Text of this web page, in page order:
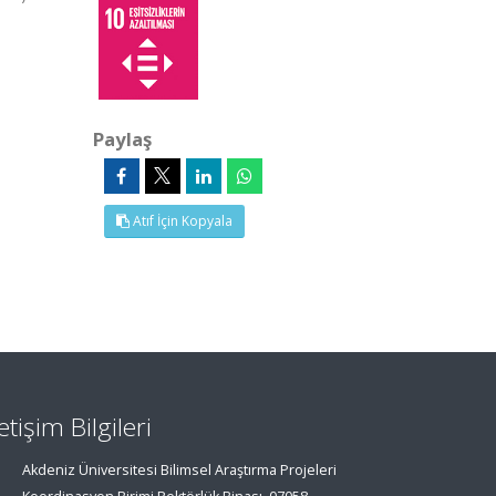
Paylaş
Atıf İçin Kopyala
Bilgileri
Akdeniz Üniversitesi Bilimsel Araştırma Projeleri